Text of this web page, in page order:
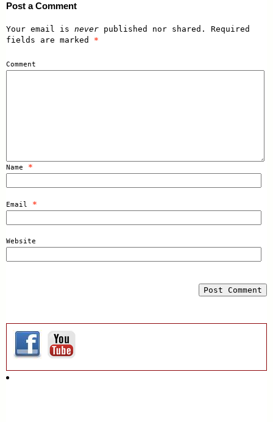
Post a Comment
Your email is never published nor shared. Required
fields are marked *
Comment
Name *
Email *
Website